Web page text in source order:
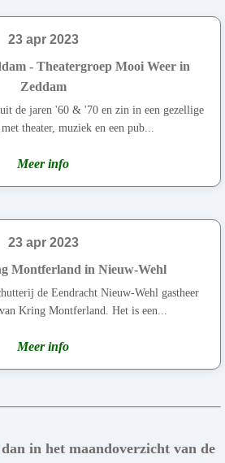
23 apr 2023
- Theatergroep Mooi Weer in
Zeddam
de jaren '60 & '70 en zin in een gezellige
theater, muziek en een pub...
Meer info
23 apr 2023
Montferland in Nieuw-Wehl
de Eendracht Nieuw-Wehl gastheer
Kring Montferland. Het is een...
Meer info
in het maandoverzicht van de